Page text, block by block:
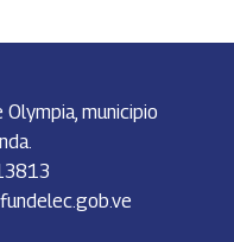
Olympia, municipio